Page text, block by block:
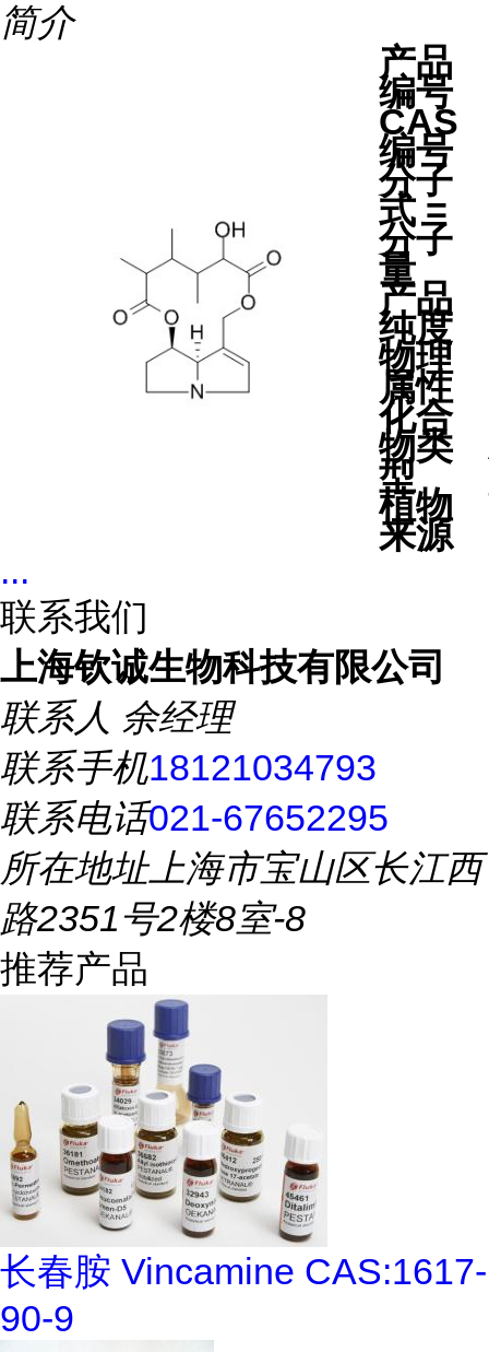
简介
产品
编号
CAS
编号
分子
式 =
分子
量
产品
纯度
物理
属性
化合
物类
型
植物
来源
...
联系我们
上海钦诚生物科技有限公司
联系人 余经理
联系手机18121034793
联系电话021-67652295
所在地址上海市宝山区长江西
路2351号2楼8室-8
推荐产品
长春胺 Vincamine CAS:1617-
90-9